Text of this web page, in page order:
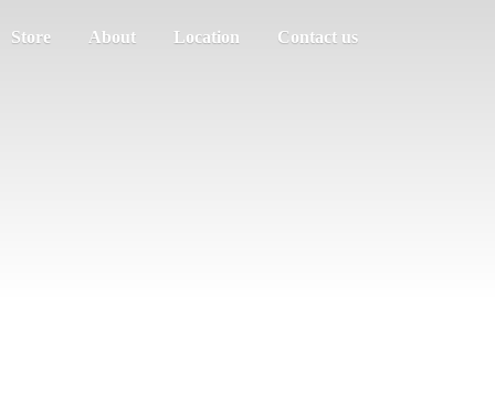
Store About Location Contact us